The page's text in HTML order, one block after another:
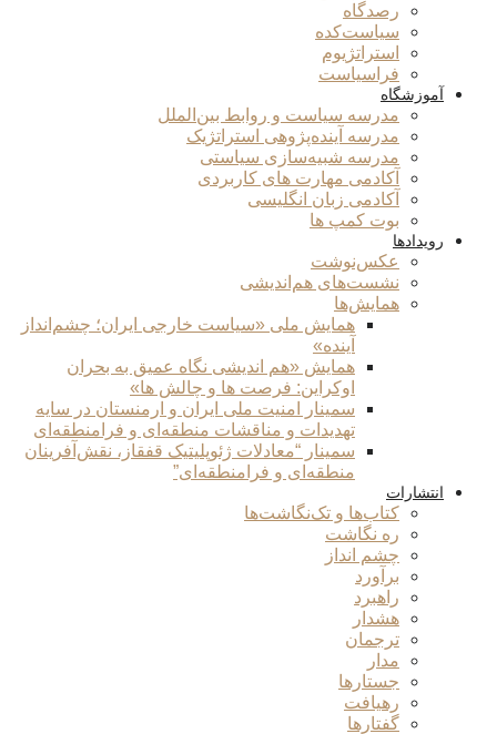
رصدگاه
سیاست‌کده
استراتژیوم
فراسیاست
آموزشگاه
مدرسه سیاست و روابط بین‌الملل
مدرسه آینده‌پژوهی استراتژیک
مدرسه شبیه‌سازی سیاستی
آکادمی مهارت های کاربردی
آکادمی زبان انگلیسی
بوت کمپ ها
رویدادها
عکس‌نوشت
نشست‌های هم‌اندیشی
همایش‌ها
همایش ملی «سیاست خارجی ایران؛ چشم‌انداز
آینده»
همایش «هم اندیشی نگاه عمیق به بحران
اوکراین: فرصت ها و چالش ها»
سمینار امنیت ملی ایران و ارمنستان در سایه
تهدیدات و مناقشات منطقه‌ای و فرامنطقه‌ای
سمینار “معادلات ژئوپلیتیک قفقاز، نقش‌آفرینان
منطقه‌ای و فرامنطقه‌ای”
انتشارات
کتاب‌ها و تک‌نگاشت‌ها
ره نگاشت
چشم انداز
برآورد
راهبرد
هشدار
ترجمان
مدار
جستارها
رهیافت
گفتارها